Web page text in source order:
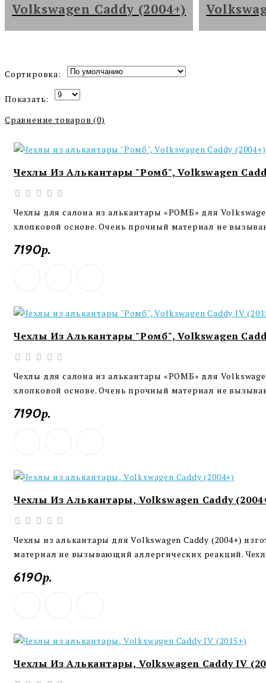
Volkswagen Caddy (2004+)
Сортировка:
Показать:
Сравнение товаров (0)
Чехлы Из Алькантары "Ромб", Volkswagen
Чехлы для салона из алькантары «РОМБ» для
хлопковой основе. Очень прочный материал не
7190р.
Чехлы Из Алькантары "Ромб", Volkswagen
Чехлы для салона из алькантары «РОМБ» для
хлопковой основе. Очень прочный материал не
7190р.
Чехлы Из Алькантары, Volkswagen Caddy
Чехлы из алькантары для Volkswagen Caddy (2004+)
материал не вызывающий аллергических реакций.
6190р.
Чехлы Из Алькантары, Volkswagen Caddy IV